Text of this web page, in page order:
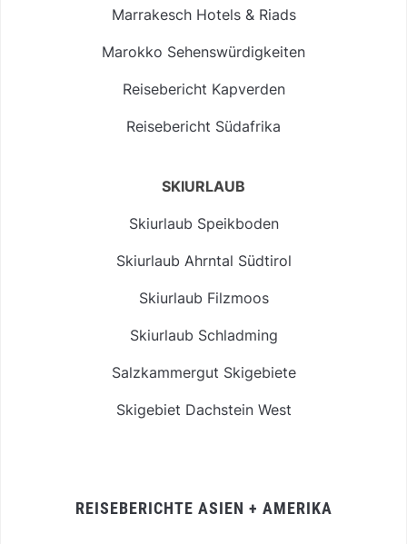
Marrakesch Hotels & Riads
Marokko Sehenswürdigkeiten
Reisebericht Kapverden
Reisebericht Südafrika
SKIURLAUB
Skiurlaub Speikboden
Skiurlaub Ahrntal Südtirol
Skiurlaub Filzmoos
Skiurlaub Schladming
Salzkammergut Skigebiete
Skigebiet Dachstein West
REISEBERICHTE ASIEN + AMERIKA